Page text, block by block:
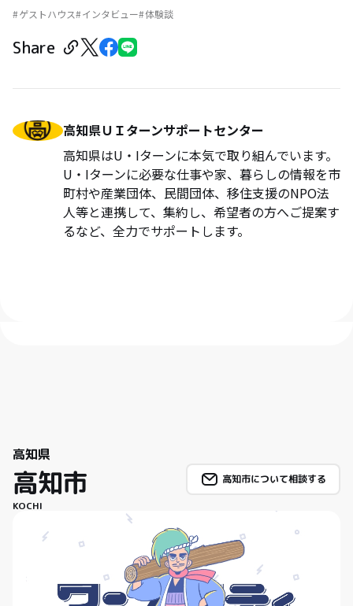
ゲストハウス インタビュー 体験談
Share
高知県ＵＩターンサポートセンター
高知県はU・Iターンに本気で取り組んでいます。
U・Iターンに必要な仕事や家、暮らしの情報を市
町村や産業団体、民間団体、移住支援のNPO法
人等と連携して、集約し、希望者の方へご提案す
るなど、全力でサポートします。
高知県
高知市
KOCHI
高知市について相談する